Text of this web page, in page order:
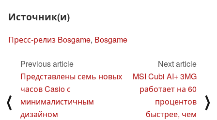
Источник(и)
Пресс-релиз Bosgame, Bosgame
⟨
Previous article
Представлены семь новых
часов Casio с
минималистичным
дизайном
Next article
MSI Cubi AI+ 3MG
работает на 60
процентов
быстрее, чем
⟩